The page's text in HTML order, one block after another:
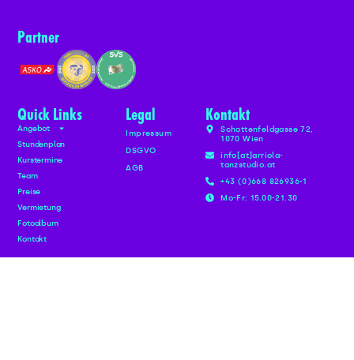
Partner
Quick Links
Angebot
Stundenplan
Kurstermine
Team
Preise
Vermietung
Fotoalbum
Kontakt
Legal
Impressum
DSGVO
AGB
Kontakt
Schottenfeldgasse 72,
1070 Wien
info[at]arriola-
tanzstudio.at
+43 (0)668 826936-1
Mo-Fr: 15.00-21.30